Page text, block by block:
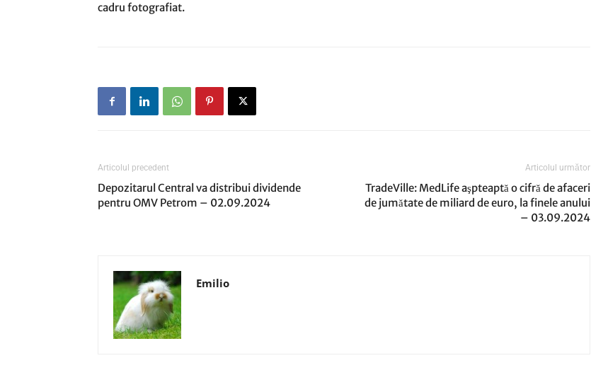
cadru fotografiat.
Articolul precedent
Depozitarul Central va distribui dividende
pentru OMV Petrom – 02.09.2024
Articolul următor
TradeVille: MedLife aşpteaptă o cifră de afaceri
de jumătate de miliard de euro, la finele anului
– 03.09.2024
Emilio